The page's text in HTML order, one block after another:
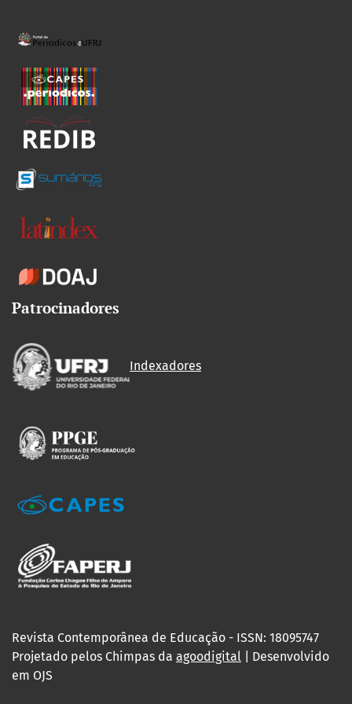
Patrocinadores
Indexadores
Revista Contemporânea de Educação - ISSN: 18095747
Projetado pelos Chimpas da agoodigital | Desenvolvido
em OJS